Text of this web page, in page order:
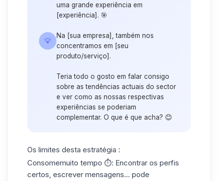
💡
uma grande experiência em
[experiência]. 🎯
Na [sua empresa], também nos
concentramos em [seu
produto/serviço].
Teria todo o gosto em falar consigo
sobre as tendências actuais do sector
e ver como as nossas respectivas
experiências se poderiam
complementar. O que é que acha? 😊
Os limites desta estratégia :
Consomemuito tempo ⏱: Encontrar os perfis
certos, escrever mensagens... pode